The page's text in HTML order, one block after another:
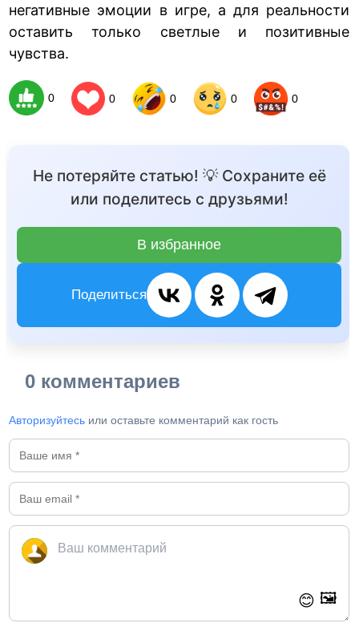
негативные эмоции в игре, а для реальности
оставить только светлые и позитивные
чувства.
0 0 0 0 0
Не потеряйте статью! 💡 Сохраните её
или поделитесь с друзьями!
В избранное
Поделиться
0 комментариев
Авторизуйтесь или оставьте комментарий как гость
😊 🖼️